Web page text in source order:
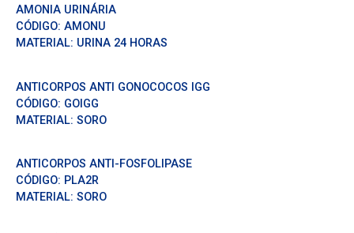
AMONIA URINÁRIA
CÓDIGO: AMONU
MATERIAL: URINA 24 HORAS
ANTICORPOS ANTI GONOCOCOS IGG
CÓDIGO: GOIGG
MATERIAL: SORO
ANTICORPOS ANTI-FOSFOLIPASE
CÓDIGO: PLA2R
MATERIAL: SORO